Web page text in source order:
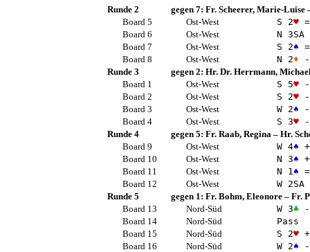
Runde 2
gegen 7: Fr. Scheerer, Marie-Luise
Board 5
Ost-West S 2♥=
Board 6
Ost-West N 3SA
Board 7
Ost-West S 2♠ =
Board 8
Ost-West N 2♦ -
Runde 3
gegen 2: Hr. Dr. Herrmann,
Board 1
Ost-West S 5♥-
Board 2
Ost-West S 2♥-
Board 3
Ost-West W 2♠ -
Board 4
Ost-West S 3♥-
Runde 4
gegen 5: Fr. Raab, Regina – Hr.
Board 9
Ost-West W 4♠
Board 10
Ost-West N 3♠
Board 11
Ost-West N 1 ♠ =
Board 12
Ost-West W 2SA
Runde 5
gegen 1: Fr. Bohm, Eleonore– Fr.
Board 13
Nord-Süd W 3♣-
Board 14
Nord-Süd
Pass
Board 15
Nord-Süd S 2♥
Board 16
Nord-Süd W 2♠ -